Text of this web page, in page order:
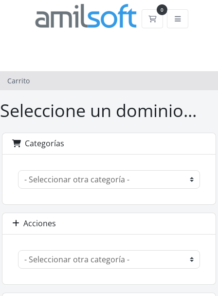
0
Carrito
Carrito
Seleccione un dominio...
Categorías
Acciones